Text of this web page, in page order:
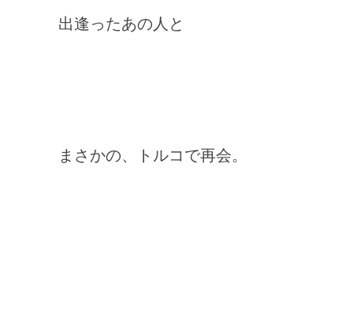
出逢ったあの人と
まさかの、トルコで再会。